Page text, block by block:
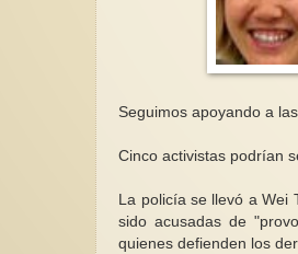
Seguimos apoyando a
Cinco activistas podrían
La policía se llevó a
sido acusadas de
quienes defienden los